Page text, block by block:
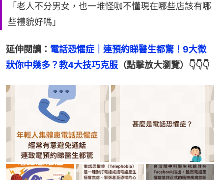
「老人不分男女，也一堆怪咖不懂現在哪些店該有哪
些禮貌好嗎」
延伸閱讀： 電話恐懼症｜連預約睇醫生都驚！9大徴
狀你中幾多？教4大技巧克服 （點擊放大瀏覽）👇👇👇